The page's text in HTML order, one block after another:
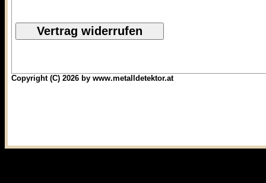
Copyright (C) 2026 by www.metalldetektor.at